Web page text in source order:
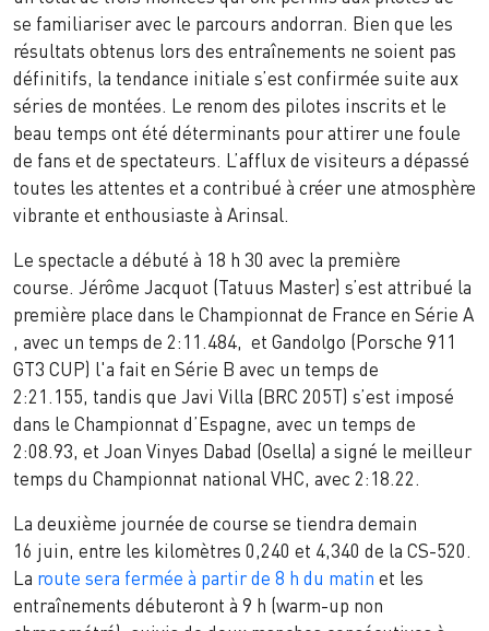
se familiariser avec le parcours andorran. Bien que les
résultats obtenus lors des entraînements ne soient pas
définitifs, la tendance initiale s’est confirmée suite aux
séries de montées. Le renom des pilotes inscrits et le
beau temps ont été déterminants pour attirer une foule
de fans et de spectateurs. L’afflux de visiteurs a dépassé
toutes les attentes et a contribué à créer une atmosphère
vibrante et enthousiaste à Arinsal.
Le spectacle a débuté à 18 h 30 avec la première
course. Jérôme Jacquot (Tatuus Master) s’est attribué la
première place dans le Championnat de France en Série A
, avec un temps de 2:11.484, et Gandolgo (Porsche 911
GT3 CUP) l'a fait en Série B avec un temps de
2:21.155, tandis que Javi Villa (BRC 205T) s’est imposé
dans le Championnat d’Espagne, avec un temps de
2:08.93, et Joan Vinyes Dabad (Osella) a signé le meilleur
temps du Championnat national VHC, avec 2:18.22.
La deuxième journée de course se tiendra demain
16 juin, entre les kilomètres 0,240 et 4,340 de la CS-520.
La route sera fermée à partir de 8 h du matin et les
entraînements débuteront à 9 h (warm-up non